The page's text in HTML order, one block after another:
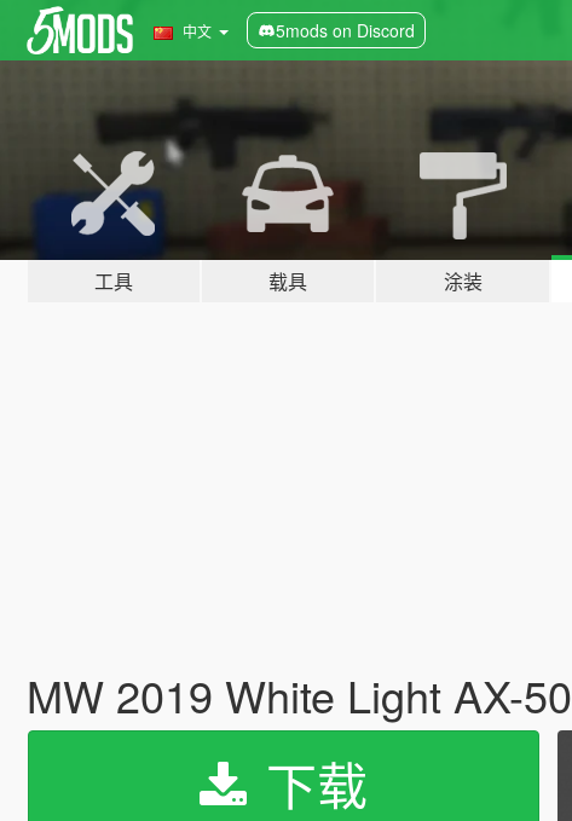
中文 5mods on Discord
工具 载具 涂装
MW 2019 White Light AX-50
下载